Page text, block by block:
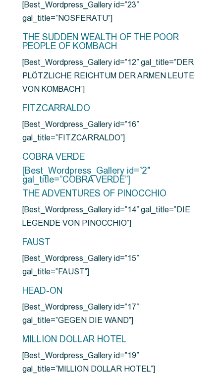
[Best_Wordpress_Gallery id=”23″
gal_title=”NOSFERATU”]
THE SUDDEN WEALTH OF THE POOR
PEOPLE OF KOMBACH
[Best_Wordpress_Gallery id=”12″ gal_title=”DER
PLÖTZLICHE REICHTUM DER ARMEN LEUTE
VON KOMBACH”]
FITZCARRALDO
[Best_Wordpress_Gallery id=”16″
gal_title=”FITZCARRALDO”]
COBRA VERDE
[Best_Wordpress_Gallery id=”2″
gal_title=”COBRA VERDE”]
THE ADVENTURES OF PINOCCHIO
[Best_Wordpress_Gallery id=”14″ gal_title=”DIE
LEGENDE VON PINOCCHIO”]
FAUST
[Best_Wordpress_Gallery id=”15″
gal_title=”FAUST”]
HEAD-ON
[Best_Wordpress_Gallery id=”17″
gal_title=”GEGEN DIE WAND”]
MILLION DOLLAR HOTEL
[Best_Wordpress_Gallery id=”19″
gal_title=”MILLION DOLLAR HOTEL”]